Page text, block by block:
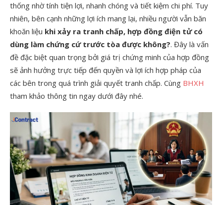
thống nhờ tính tiện lợi, nhanh chóng và tiết kiệm chi phí. Tuy
nhiên, bên cạnh những lợi ích mang lại, nhiều người vẫn băn
khoăn liệu khi xảy ra tranh chấp, hợp đồng điện tử có
dùng làm chứng cứ trước tòa được không?. Đây là vấn
đề đặc biệt quan trọng bởi giá trị chứng minh của hợp đồng
sẽ ảnh hưởng trực tiếp đến quyền và lợi ích hợp pháp của
các bên trong quá trình giải quyết tranh chấp. Cùng BHXH
tham khảo thông tin ngay dưới đây nhé.